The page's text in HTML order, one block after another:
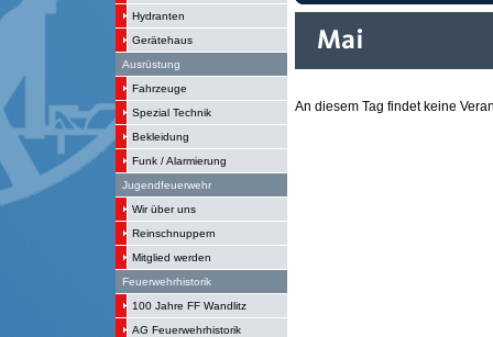
Hydranten
Gerätehaus
Ausrüstung
Fahrzeuge
Spezial Technik
Bekleidung
Funk / Alarmierung
Jugendfeuerwehr
Wir über uns
Reinschnuppern
Mitglied werden
Feuerwehrhistorik
100 Jahre FF Wandlitz
AG Feuerwehrhistorik
An diesem Tag findet keine